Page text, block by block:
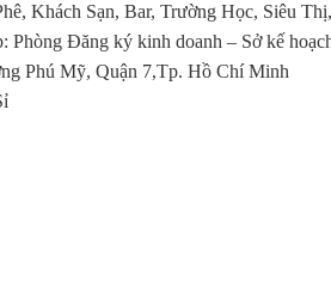
đà, thơm ngon, rất thích hợp cho
thịt và hương thơm từ rượu vang.
sáng tạo.
Khách Sạn, Bar, Trường Học, Siêu
Đăng ký kinh doanh – Sở kế
Phú Mỹ, Quận 7,Tp. Hồ Chí Minh